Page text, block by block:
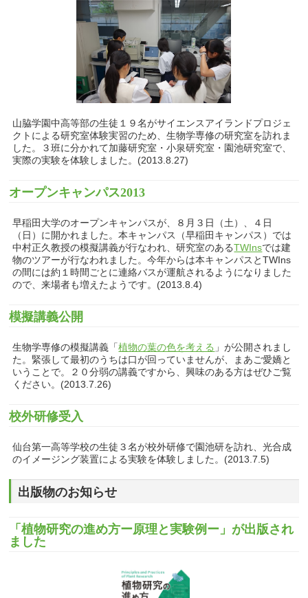
山脇学園中高等部の生徒１９名がサイエンスアイランドプロジェ
クトによる研究室体験実習のため、生物学専修の研究室を訪れま
した。３班に分かれて加藤研究室・小泉研究室・園池研究室で、
実際の実験を体験しました。(2013.8.27)
オープンキャンパス2013
早稲田大学のオープンキャンパスが、８月３日（土）、４日
（日）に開かれました。本キャンパス（早稲田キャンパス）では
中村正久教授の模擬講義が行なわれ、研究室のあるTWInsでは建
物のツアーが行なわれました。今年からは本キャンパスとTWIns
の間には約１時間ごとに連絡バスが運航されるようになりました
ので、来場者も増えたようです。(2013.8.4)
模擬講義公開
生物学専修の模擬講義「植物の葉の色を考える 」が公開されまし
た。緊張して最初のうちは口が回っていませんが、まあご愛嬌と
いうことで。２０分弱の講義ですから、興味のある方はぜひご覧
ください。(2013.7.26)
校外研修受入
仙台第一高等学校の生徒３名が校外研修で園池研を訪れ、光合成
のイメージング装置による実験を体験しました。(2013.7.5)
出版物のお知らせ
「植物研究の進め方ー原理と実験例ー」が出版され
ました